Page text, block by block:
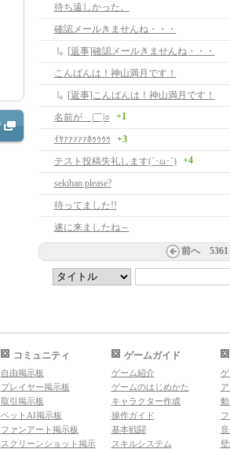
待ち遠しかった。
確認メールきませんね・・・
[返事]確認メールきませんね・・・
こんばんは！神山満月です！
[返事]こんばんは！神山満月です！
名前が＿|￣|○
+1
ｲﾔｧｧｧｧｧﾎｩｩｩｩ
+3
テスト投稿失礼します(´･ω･`)
+4
sekihan please?
待ってました!!
遂に来ましたね～
前へ 5361
コミュニティ
自由掲示板
プレイヤー掲示板
取引掲示板
ペットAI掲示板
ファンアート掲示板
スクリーンショット掲示
ゲームガイド
ゲーム紹介
ゲームのはじめかた
キャラクター作成
操作ガイド
基本戦闘
スキルシステム